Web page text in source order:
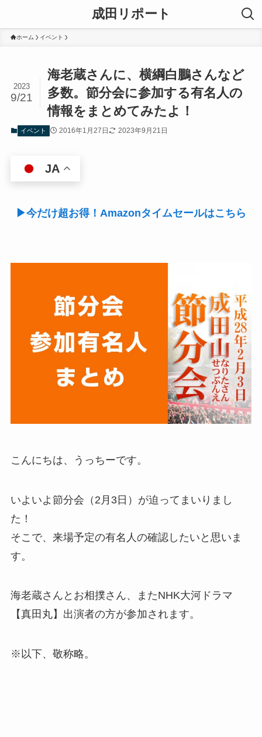
成田リポート
ホーム イベント
海老蔵さんに、横綱白鵬さんなど
多数。節分会に参加する有名人の
情報をまとめてみたよ！
2023
9/21
イベント 2016年1月27日 2023年9月21日
JA
▶今だけ超お得！Amazonタイムセールはこちら
こんにちは、うっちーです。
いよいよ節分会（2月3日）が迫ってまいりまし
た！
そこで、来場予定の有名人の確認したいと思いま
す。
海老蔵さんとお相撲さん、またNHK大河ドラマ
【真田丸】出演者の方が参加されます。
※以下、敬称略。